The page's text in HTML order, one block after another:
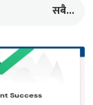
सबै...